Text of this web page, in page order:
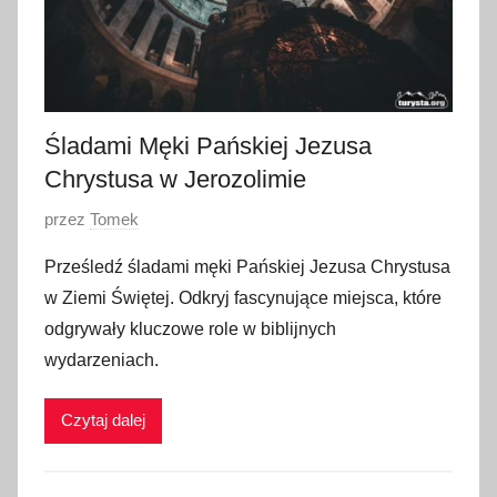
Śladami Męki Pańskiej Jezusa
Chrystusa w Jerozolimie
O
u
b
l
i
w
przez Tomek
Prześledź śladami męki Pańskiej Jezusa Chrystusa
w Ziemi Świętej. Odkryj fascynujące miejsca, które
odgrywały kluczowe role w biblijnych
wydarzeniach.
Czytaj dalej